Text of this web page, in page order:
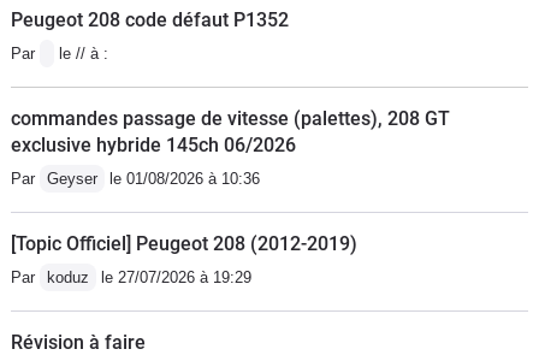
Peugeot 208 code défaut P1352
Par le // à :
commandes passage de vitesse (palettes), 208 GT
exclusive hybride 145ch 06/2026
Par Geyser le 01/08/2026 à 10:36
[Topic Officiel] Peugeot 208 (2012-2019)
Par koduz le 27/07/2026 à 19:29
Révision à faire